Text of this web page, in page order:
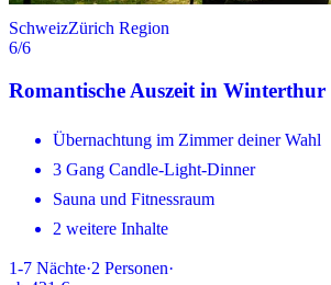
SchweizZürich Region
6/6
Romantische Auszeit in Winterthur
Übernachtung im Zimmer deiner Wahl
3 Gang Candle-Light-Dinner
Sauna und Fitnessraum
2 weitere Inhalte
1-7 Nächte·2 Personen·